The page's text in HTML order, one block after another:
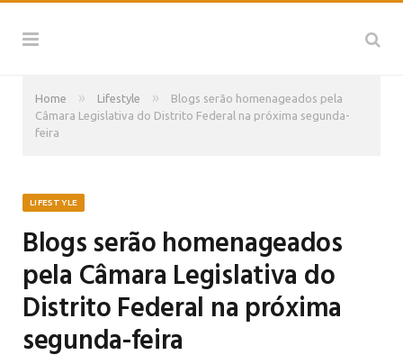
Home » Lifestyle »
Blogs serão homenageados pela
Câmara Legislativa do Distrito Federal na próxima segunda-
feira
LIFESTYLE
Blogs serão homenageados
pela Câmara Legislativa do
Distrito Federal na próxima
segunda-feira